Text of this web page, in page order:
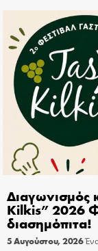
Διαγωνισμός
Kilkis” 2026
διασημόπιτα!
5 Αυγούστου, 2026